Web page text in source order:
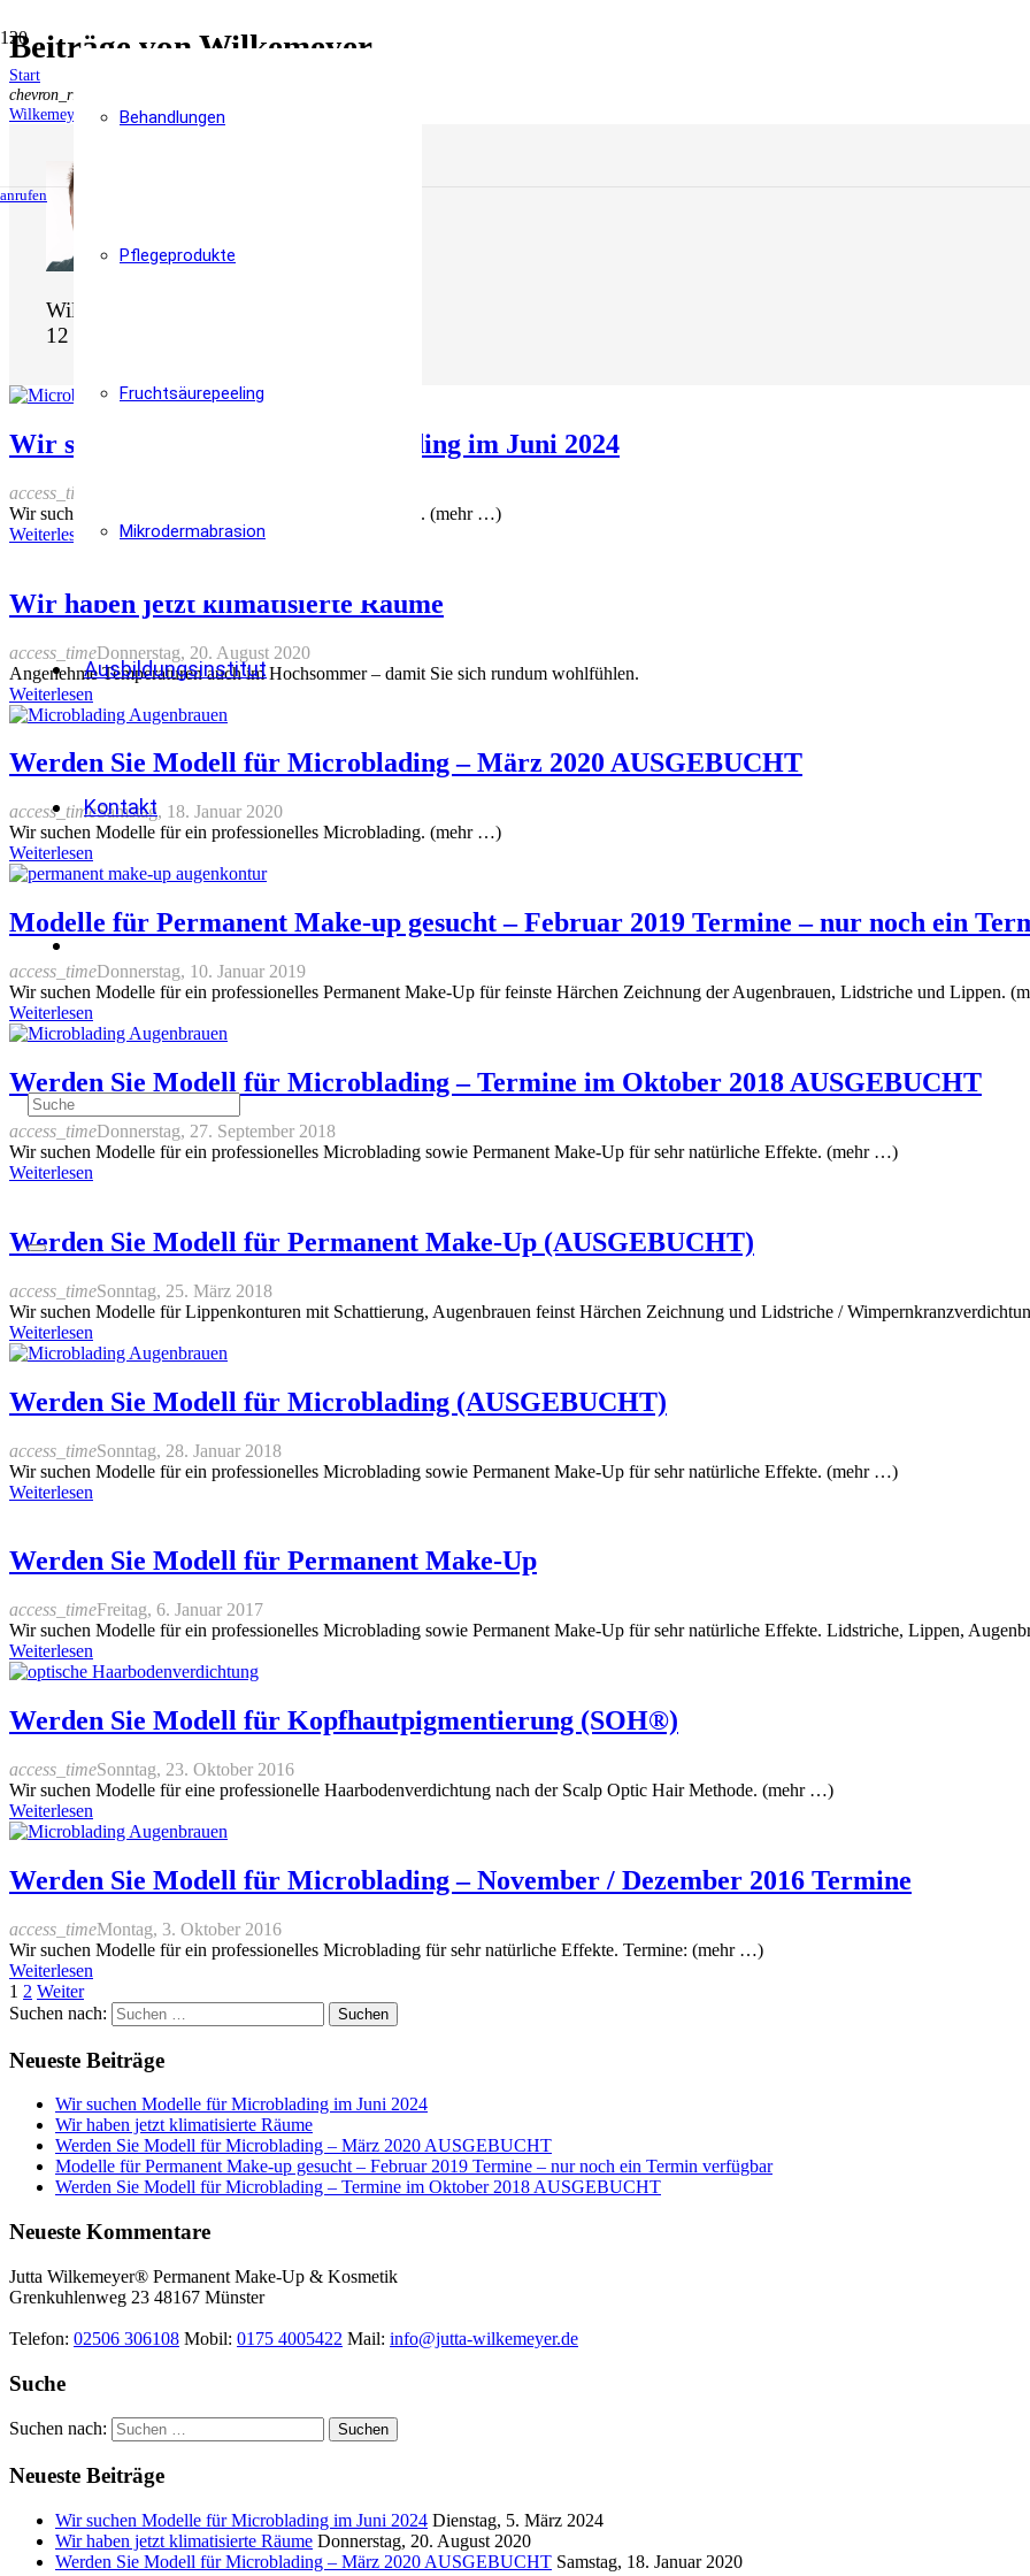
Behandlungen
Pflegeprodukte
Fruchtsäurepeeling
Mikrodermabrasion
Ausbildungsinstitut
Kontakt
anrufen
Beiträge von Wilkemeyer
Start
chevron_right
Wilkemeyer
Wilkemeyer
12 Beiträge
Wir suchen Modelle für Microblading im Juni 2024
access_time
Wir suchen Modelle für ein professionelles Microblading. (mehr …)
Weiterlesen
Wir haben jetzt klimatisierte Räume
access_timeDonnerstag, 20. August 2020
Angenehme Temperaturen auch im Hochsommer – damit Sie sich rundum wohlfühlen.
Weiterlesen
Werden Sie Modell für Microblading – März 2020 AUSGEBUCHT
access_timeSamstag, 18. Januar 2020
Wir suchen Modelle für ein professionelles Microblading. (mehr …)
Weiterlesen
Modelle für Permanent Make-up gesucht – Februar 2019 Termine – nur noch ein
access_timeDonnerstag, 10. Januar 2019
Wir suchen Modelle für ein professionelles Permanent Make-Up für feinste Härchen Zeichnung der Augenbrauen, Lidstriche und Lippen.
Weiterlesen
Werden Sie Modell für Microblading – Termine im Oktober 2018 AUSGEBUCHT
access_timeDonnerstag, 27. September 2018
Wir suchen Modelle für ein professionelles Microblading sowie Permanent Make-Up für sehr natürliche Effekte. (mehr …)
Weiterlesen
Werden Sie Modell für Permanent Make-Up (AUSGEBUCHT)
access_timeSonntag, 25. März 2018
Wir suchen Modelle für Lippenkonturen mit Schattierung, Augenbrauen feinst Härchen Zeichnung und Lidstriche /
Weiterlesen
Werden Sie Modell für Microblading (AUSGEBUCHT)
access_timeSonntag, 28. Januar 2018
Wir suchen Modelle für ein professionelles Microblading sowie Permanent Make-Up für sehr natürliche Effekte. (mehr …)
Weiterlesen
Werden Sie Modell für Permanent Make-Up
access_timeFreitag, 6. Januar 2017
Wir suchen Modelle für ein professionelles Microblading sowie Permanent Make-Up für sehr natürliche Effekte. Lidstriche, Lippen,
Weiterlesen
Werden Sie Modell für Kopfhautpigmentierung (SOH®)
access_timeSonntag, 23. Oktober 2016
Wir suchen Modelle für eine professionelle Haarbodenverdichtung nach der Scalp Optic Hair Methode. (mehr …)
Weiterlesen
Werden Sie Modell für Microblading – November / Dezember 2016 Termine
access_timeMontag, 3. Oktober 2016
Wir suchen Modelle für ein professionelles Microblading für sehr natürliche Effekte. Termine: (mehr …)
Weiterlesen
1 2 Weiter
Suchen nach:
Neueste Beiträge
Wir suchen Modelle für Microblading im Juni 2024
Wir haben jetzt klimatisierte Räume
Werden Sie Modell für Microblading – März 2020 AUSGEBUCHT
Modelle für Permanent Make-up gesucht – Februar 2019 Termine – nur noch ein Termin verfügbar
Werden Sie Modell für Microblading – Termine im Oktober 2018 AUSGEBUCHT
Neueste Kommentare
Jutta Wilkemeyer® Permanent Make-Up & Kosmetik
Grenkuhlenweg 23 48167 Münster
Telefon: 02506 306108 Mobil: 0175 4005422 Mail: info@jutta-wilkemeyer.de
Suche
Suchen nach:
Neueste Beiträge
Wir suchen Modelle für Microblading im Juni 2024 Dienstag, 5. März 2024
Wir haben jetzt klimatisierte Räume Donnerstag, 20. August 2020
Werden Sie Modell für Microblading – März 2020 AUSGEBUCHT Samstag, 18. Januar 2020